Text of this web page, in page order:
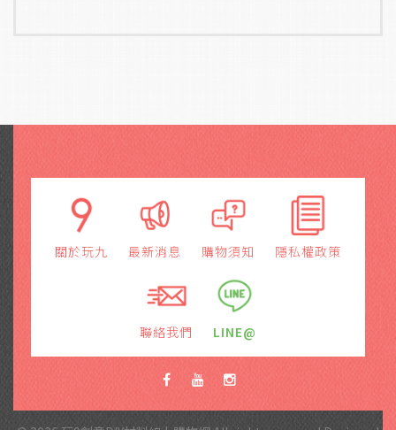
關於玩九 最新消息 購物須知 隱私權政策
聯絡我們 LINE@